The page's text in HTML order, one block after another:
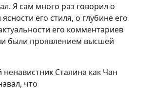
Я сам много раз говорил о
его стиля, о глубине его
его комментариев
были проявлением высшей
ненавистник Сталина как Чан
что